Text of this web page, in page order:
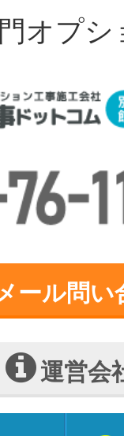
オプ
ール問い
運営会